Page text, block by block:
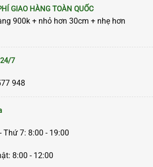
GIAO HÀNG TOÀN QUỐC
900k + nhỏ hơn 30cm + nhẹ hơn
7
948
Thứ 7: 8:00 - 19:00
8:00 - 12:00